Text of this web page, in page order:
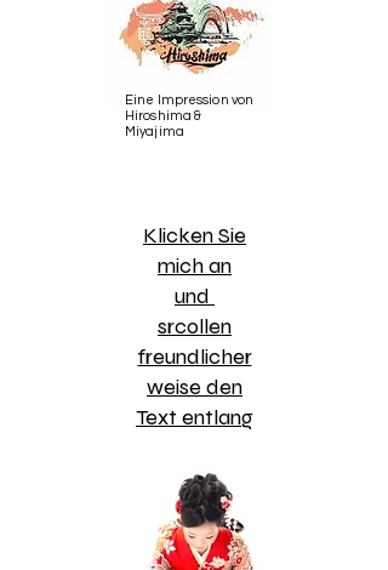
​Klicken Sie
mich an
und
srcollen
freundlicher
weise den
Text entlang
Eine Impression von
Hiroshima &
Miyajima